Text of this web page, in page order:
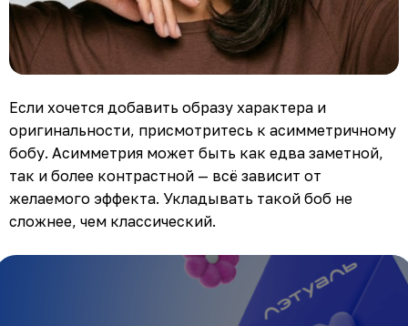
Если хочется добавить образу характера и
оригинальности, присмотритесь к асимметричному
бобу. Асимметрия может быть как едва заметной,
так и более контрастной — всё зависит от
желаемого эффекта. Укладывать такой боб не
сложнее, чем классический.